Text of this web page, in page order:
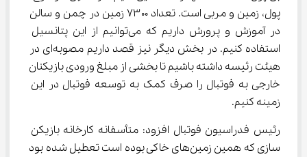
پول، زمین و مربی است. تعداد ۷۳۰۰ زمین در چمن و سالن
در آموزش و پرورش داریم که می‌توانیم از این پتانسیل
استفاده کنیم. در بخش دیگر نیز قصد داریم مصوبه‌ای در
هیئت رئیسه داشته باشیم تا بخشی از مبلغ ورودی بازیکنان
خارجی به فوتبال را صرف کمک به توسعه فوتبال در این
زمینه کنیم.
رئیس فدراسیون فوتبال افزود: متأسفانه کارخانه بازیکن
سازی که همین زمین‌های خاکی بوده است تعطیل شده بود